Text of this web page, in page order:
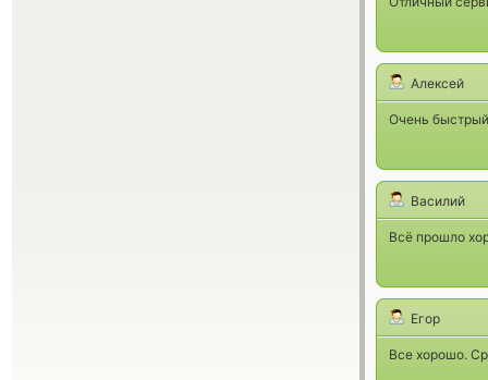
Алексей
Очень
Василий
Всё прошло
Егор
Все хорошо.